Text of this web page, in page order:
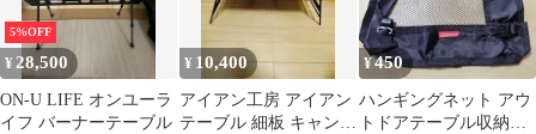
5%OFF
¥ 28,500
ON-U LIFE オンユーラ
イフ バーナーテーブル
¥ 10,400
アイアン工房 アイアン
テーブル 細板 キャンプ
¥450
ハンギングネット アウ
トドアテーブル収納ネ